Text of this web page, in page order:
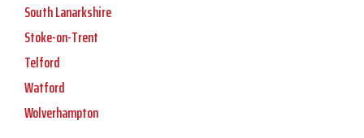
South Lanarkshire
Stoke-on-Trent
Telford
Watford
Wolverhampton